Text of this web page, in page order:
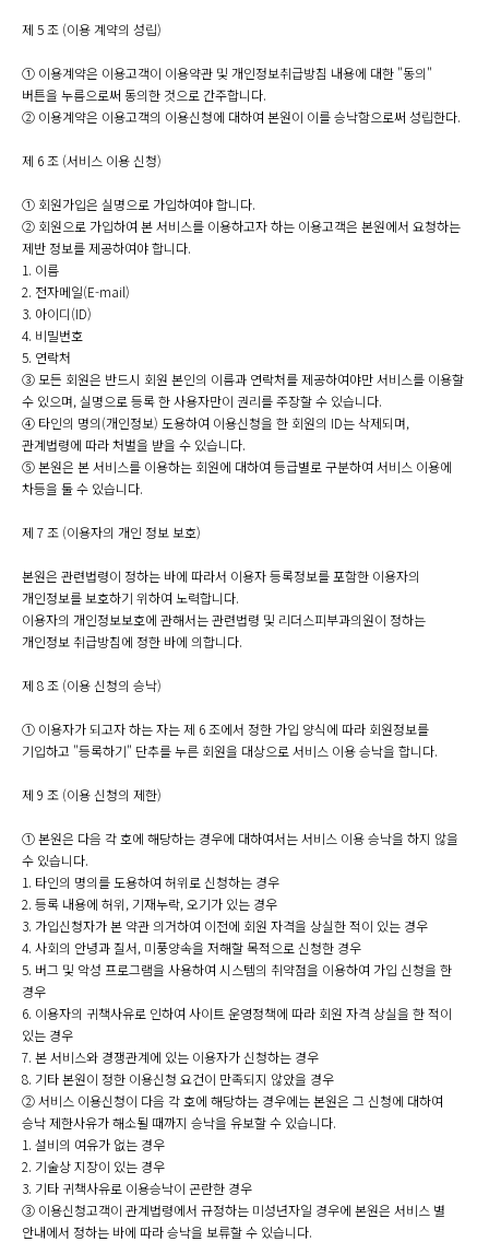
제 5 조 (이용 계약의 성립)
① 이용계약은 이용고객이 이용약관 및 개인정보취급방침 내용에 대한 "동의"
버튼을 누름으로써 동의한 것으로 간주합니다.
② 이용계약은 이용고객의 이용신청에 대하여 본원이 이를 승낙함으로써 성립한다.
제 6 조 (서비스 이용 신청)
① 회원가입은 실명으로 가입하여야 합니다.
② 회원으로 가입하여 본 서비스를 이용하고자 하는 이용고객은 본원에서 요청하는
제반 정보를 제공하여야 합니다.
1. 이름
2. 전자메일(E-mail)
3. 아이디(ID)
4. 비밀번호
5. 연락처
③ 모든 회원은 반드시 회원 본인의 이름과 연락처를 제공하여야만 서비스를 이용할
수 있으며, 실명으로 등록 한 사용자만이 권리를 주장할 수 있습니다.
④ 타인의 명의(개인정보) 도용하여 이용신청을 한 회원의 ID는 삭제되며,
관계법령에 따라 처벌을 받을 수 있습니다.
⑤ 본원은 본 서비스를 이용하는 회원에 대하여 등급별로 구분하여 서비스 이용에
차등을 둘 수 있습니다.
제 7 조 (이용자의 개인 정보 보호)
본원은 관련법령이 정하는 바에 따라서 이용자 등록정보를 포함한 이용자의
개인정보를 보호하기 위하여 노력합니다.
이용자의 개인정보보호에 관해서는 관련법령 및 리더스피부과의원이 정하는
개인정보 취급방침에 정한 바에 의합니다.
제 8 조 (이용 신청의 승낙)
① 이용자가 되고자 하는 자는 제 6 조에서 정한 가입 양식에 따라 회원정보를
기입하고 "등록하기" 단추를 누른 회원을 대상으로 서비스 이용 승낙을 합니다.
제 9 조 (이용 신청의 제한)
① 본원은 다음 각 호에 해당하는 경우에 대하여서는 서비스 이용 승낙을 하지 않을
수 있습니다.
1. 타인의 명의를 도용하여 허위로 신청하는 경우
2. 등록 내용에 허위, 기재누락, 오기가 있는 경우
3. 가입신청자가 본 약관 의거하여 이전에 회원 자격을 상실한 적이 있는 경우
4. 사회의 안녕과 질서, 미풍양속을 저해할 목적으로 신청한 경우
5. 버그 및 악성 프로그램을 사용하여 시스템의 취약점을 이용하여 가입 신청을 한
경우
6. 이용자의 귀책사유로 인하여 사이트 운영정책에 따라 회원 자격 상실을 한 적이
있는 경우
7. 본 서비스와 경쟁관계에 있는 이용자가 신청하는 경우
8. 기타 본원이 정한 이용신청 요건이 만족되지 않았을 경우
② 서비스 이용신청이 다음 각 호에 해당하는 경우에는 본원은 그 신청에 대하여
승낙 제한사유가 해소될 때까지 승낙을 유보할 수 있습니다.
1. 설비의 여유가 없는 경우
2. 기술상 지장이 있는 경우
3. 기타 귀책사유로 이용승낙이 곤란한 경우
③ 이용신청고객이 관계법령에서 규정하는 미성년자일 경우에 본원은 서비스 별
안내에서 정하는 바에 따라 승낙을 보류할 수 있습니다.